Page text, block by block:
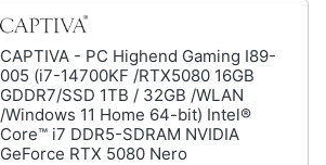
CAPTIVA - PC Highend Gaming I89-
005 (i7-14700KF /RTX5080 16GB
GDDR7/SSD 1TB / 32GB /WLAN
/Windows 11 Home 64-bit) Intel®
Core™ i7 DDR5-SDRAM NVIDIA
GeForce RTX 5080 Nero